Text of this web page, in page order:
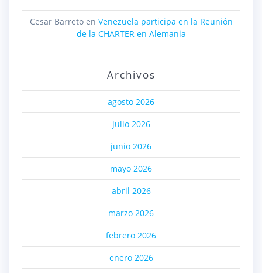
Cesar Barretoen Venezuela participa en la Reunión
de la CHARTER en Alemania
Archivos
agosto 2026
julio 2026
junio 2026
mayo 2026
abril 2026
marzo 2026
febrero 2026
enero 2026